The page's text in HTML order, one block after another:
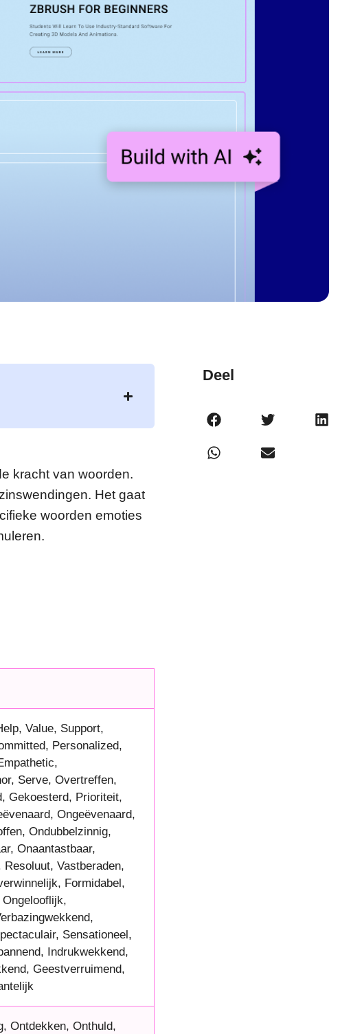
kracht van woorden.
Het gaat
woorden emoties
Value, Support,
Personalized,
Serve, Overtreffen,
Gekoesterd, Prioriteit,
Ongeëvenaard,
Ondubbelzinnig,
Onaantastbaar,
Vastberaden,
Formidabel,
Sensationeel,
Indrukwekkend,
Geestverruimend,
Ontdekken, Onthuld,
Deel